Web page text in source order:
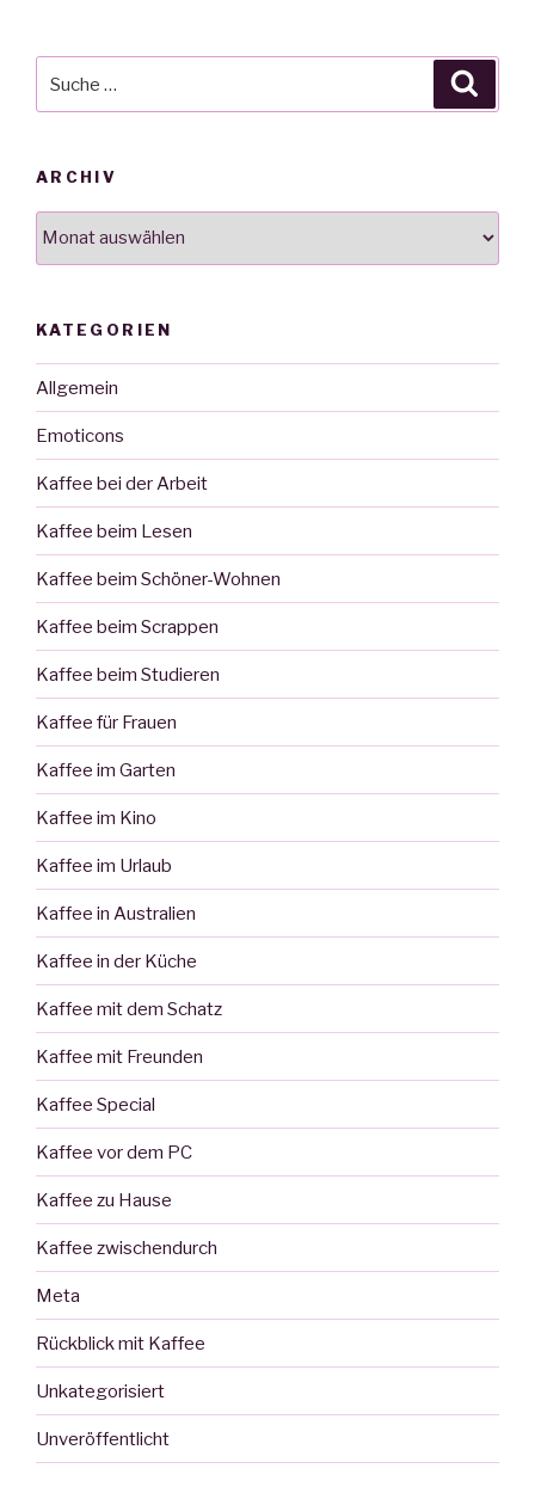
ARCHIV
KATEGORIEN
Allgemein
Emoticons
Kaffee bei der Arbeit
Kaffee beim Lesen
Kaffee beim Schöner-Wohnen
Kaffee beim Scrappen
Kaffee beim Studieren
Kaffee für Frauen
Kaffee im Garten
Kaffee im Kino
Kaffee im Urlaub
Kaffee in Australien
Kaffee in der Küche
Kaffee mit dem Schatz
Kaffee mit Freunden
Kaffee Special
Kaffee vor dem PC
Kaffee zu Hause
Kaffee zwischendurch
Meta
Rückblick mit Kaffee
Unkategorisiert
Unveröffentlicht